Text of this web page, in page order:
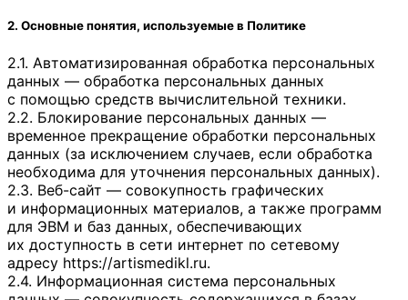
2. Основные понятия, используемые в Политике
2.1. Автоматизированная обработка персональных
данных — обработка персональных данных
с помощью средств вычислительной техники.
2.2. Блокирование персональных данных —
временное прекращение обработки персональных
данных (за исключением случаев, если обработка
необходима для уточнения персональных данных).
2.3. Веб-сайт — совокупность графических
и информационных материалов, а также программ
для ЭВМ и баз данных, обеспечивающих
их доступность в сети интернет по сетевому
адресу https://artismedikl.ru.
2.4. Информационная система персональных